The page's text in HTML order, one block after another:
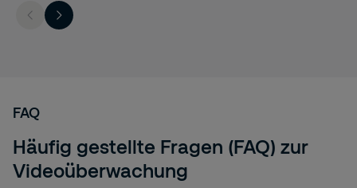
FAQ
Häufig gestellte Fragen (FAQ) zur
Videoüberwachung